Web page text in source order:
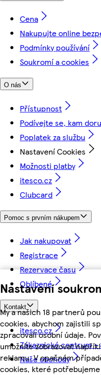
Nastavení
My a našich 18 partnerů
cookies, abychom zajistili
zpracovali osobní údaje.
umožníte zobrazovat
reklamu. V opačném
cookies, které
Cena
Nakupujte online
Podmínky používání
Soukromí a cookies
O nás
Přístupnost
Podívejte se, kam
Poplatek za službu
Nastavení Cookies
Možnosti platby
itesco.cz
Clubcard
Pomoc s prvním nákupem
Jak nakupovat
Registrace
Rezervace času
Oblíbené
Kontakt
itesco.cz
Zákaznické centrum -
Naše obchody